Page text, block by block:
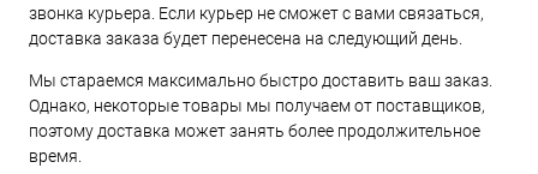
звонка курьера. Если курьер не сможет с вами связаться,
доставка заказа будет перенесена на следующий день.
Мы стараемся максимально быстро доставить ваш заказ.
Однако, некоторые товары мы получаем от поставщиков,
поэтому доставка может занять более продолжительное
время.